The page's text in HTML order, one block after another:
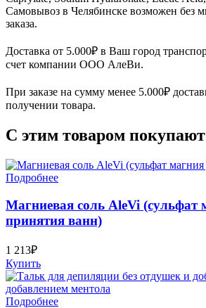
Самовывоз в Челябинске возможен без
заказа.
Доставка от 5.000₽ в Ваш город
счет компании ООО АлеВи.
При заказе на сумму менее 5.000₽
получении товара.
С этим товаром покупают
Подробнее
Магниевая соль AleVi (сульфат
принятия ванн)
1 213₽
Купить
Подробнее